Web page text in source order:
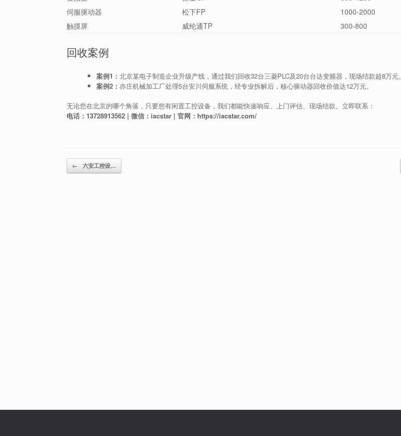
伺服驱动器
松下FP
1000-2000
触摸屏
威纶通TP 300-800
回收案例
案例1： 北京某电子制造企业升级产线，通过我们回收32台三菱PLC及20台台达变频器，现场结款超8万元。
案例2： 亦庄机械加工厂处理5台安川伺服系统，经专业拆解后，核心驱动器回收价值达12万元。
无论您在北京的哪个角落，只要您有闲置工控设备，我们都能快速响应、上门评估、现场结款。立即联系：
电话：13728913562 | 微信：iacstar | 官网：https://iacstar.com/
Post navigation
← 六安工控设…